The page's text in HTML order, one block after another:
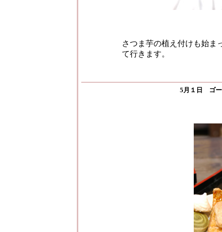
さつま芋の植え付けも始ま
て行きます。
5月１日 ゴー